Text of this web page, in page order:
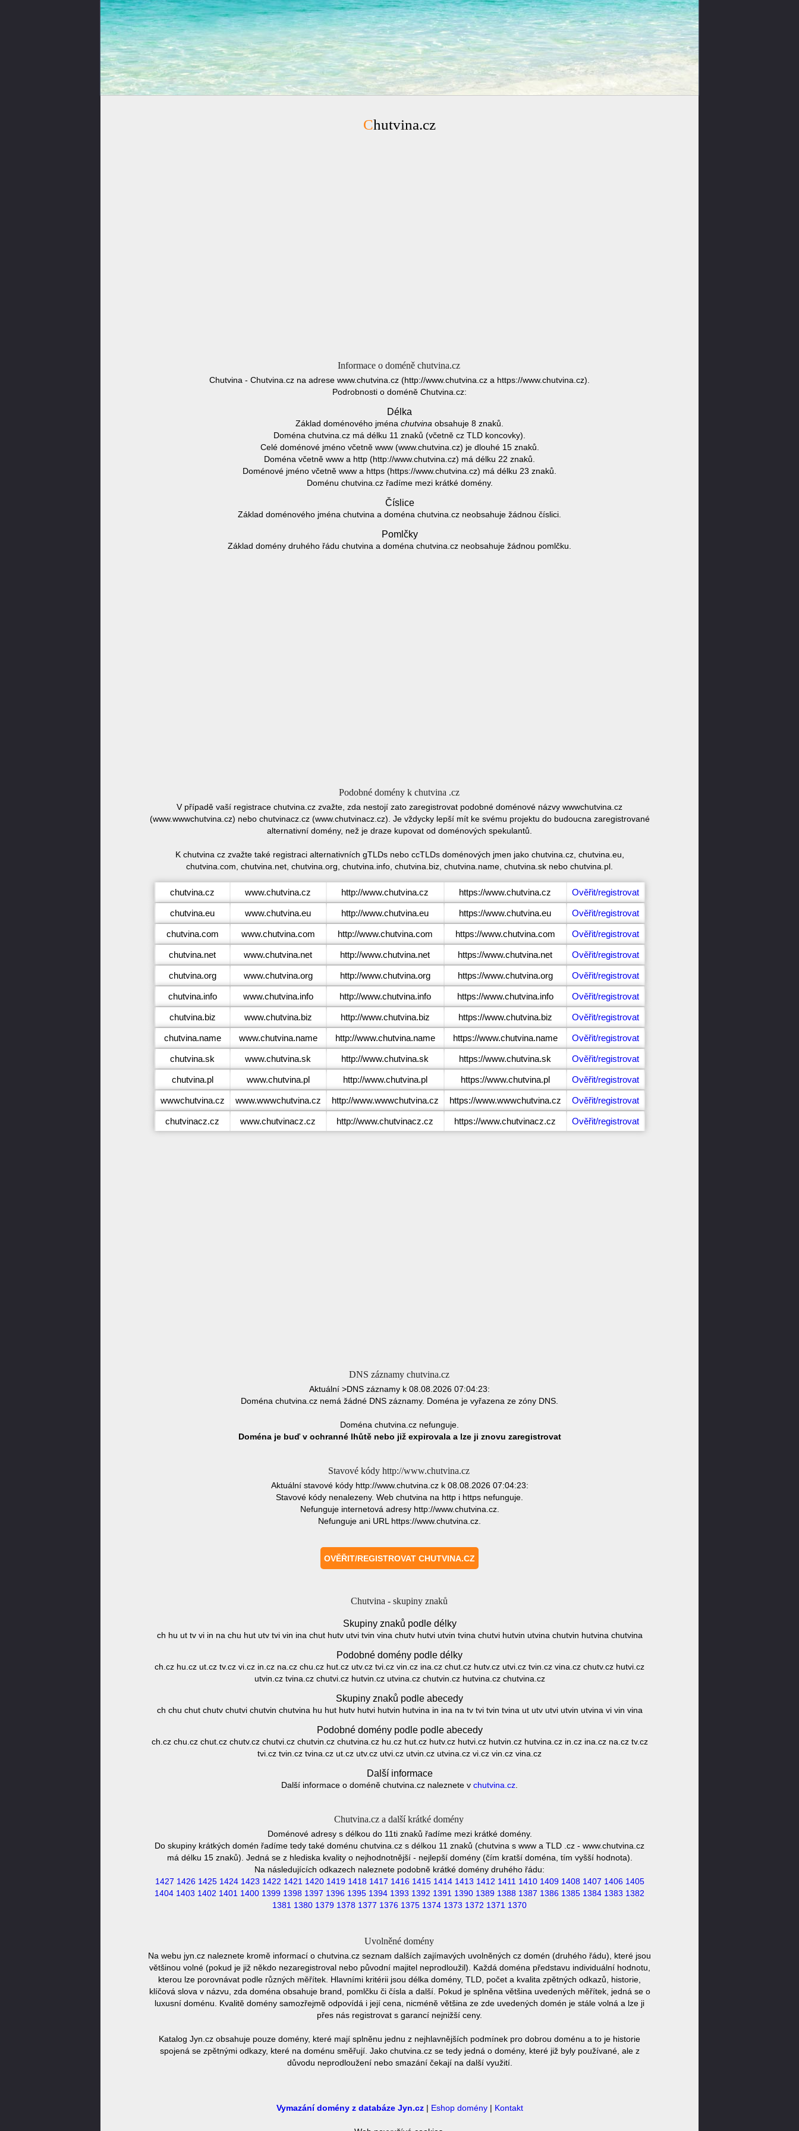
Chutvina.cz
Informace o doméně chutvina.cz
Chutvina - Chutvina.cz na adrese www.chutvina.cz (http://www.chutvina.cz a https://www.chutvina.cz).
Podrobnosti o doméně Chutvina.cz:
Délka
Základ doménového jména chutvina obsahuje 8 znaků.
Doména chutvina.cz má délku 11 znaků (včetně cz TLD koncovky).
Celé doménové jméno včetně www (www.chutvina.cz) je dlouhé 15 znaků.
Doména včetně www a http (http://www.chutvina.cz) má délku 22 znaků.
Doménové jméno včetně www a https (https://www.chutvina.cz) má délku 23 znaků.
Doménu chutvina.cz řadíme mezi krátké domény.
Číslice
Základ doménového jména chutvina a doména chutvina.cz neobsahuje žádnou číslici.
Pomlčky
Základ domény druhého řádu chutvina a doména chutvina.cz neobsahuje žádnou pomlčku.
Podobné domény k chutvina .cz
V případě vaší registrace chutvina.cz zvažte, zda nestojí zato zaregistrovat podobné doménové názvy wwwchutvina.cz
(www.wwwchutvina.cz) nebo chutvinacz.cz (www.chutvinacz.cz). Je vždycky lepší mít ke svému projektu do budoucna zaregistrované
alternativní domény, než je draze kupovat od doménových spekulantů.
K chutvina cz zvažte také registraci alternativních gTLDs nebo ccTLDs doménových jmen jako chutvina.cz, chutvina.eu,
chutvina.com, chutvina.net, chutvina.org, chutvina.info, chutvina.biz, chutvina.name, chutvina.sk nebo chutvina.pl.
chutvina.cz www.chutvina.cz http://www.chutvina.cz https://www.chutvina.cz Ověřit/registrovat
chutvina.eu www.chutvina.eu http://www.chutvina.eu https://www.chutvina.eu Ověřit/registrovat
chutvina.com www.chutvina.com http://www.chutvina.com https://www.chutvina.com Ověřit/registrovat
chutvina.net www.chutvina.net http://www.chutvina.net https://www.chutvina.net Ověřit/registrovat
chutvina.org www.chutvina.org http://www.chutvina.org https://www.chutvina.org Ověřit/registrovat
chutvina.info www.chutvina.info http://www.chutvina.info https://www.chutvina.info Ověřit/registrovat
chutvina.biz www.chutvina.biz http://www.chutvina.biz https://www.chutvina.biz Ověřit/registrovat
chutvina.name www.chutvina.name http://www.chutvina.name https://www.chutvina.name Ověřit/registrovat
chutvina.sk www.chutvina.sk http://www.chutvina.sk https://www.chutvina.sk Ověřit/registrovat
chutvina.pl www.chutvina.pl http://www.chutvina.pl https://www.chutvina.pl Ověřit/registrovat
wwwchutvina.cz www.wwwchutvina.cz http://www.wwwchutvina.cz https://www.wwwchutvina.cz Ověřit/registrovat
chutvinacz.cz www.chutvinacz.cz http://www.chutvinacz.cz https://www.chutvinacz.cz Ověřit/registrovat
DNS záznamy chutvina.cz
Aktuální >DNS záznamy k 08.08.2026 07:04:23:
Doména chutvina.cz nemá žádné DNS záznamy. Doména je vyřazena ze zóny DNS.
Doména chutvina.cz nefunguje.
Doména je buď v ochranné lhůtě nebo již expirovala a lze ji znovu zaregistrovat
Stavové kódy http://www.chutvina.cz
Aktuální stavové kódy http://www.chutvina.cz k 08.08.2026 07:04:23:
Stavové kódy nenalezeny. Web chutvina na http i https nefunguje.
Nefunguje internetová adresy http://www.chutvina.cz.
Nefunguje ani URL https://www.chutvina.cz.
Chutvina - skupiny znaků
Skupiny znaků podle délky
ch hu ut tv vi in na chu hut utv tvi vin ina chut hutv utvi tvin vina chutv hutvi utvin tvina chutvi hutvin utvina chutvin hutvina chutvina
Podobné domény podle délky
ch.cz hu.cz ut.cz tv.cz vi.cz in.cz na.cz chu.cz hut.cz utv.cz tvi.cz vin.cz ina.cz chut.cz hutv.cz utvi.cz tvin.cz vina.cz chutv.cz hutvi.cz
utvin.cz tvina.cz chutvi.cz hutvin.cz utvina.cz chutvin.cz hutvina.cz chutvina.cz
Skupiny znaků podle abecedy
ch chu chut chutv chutvi chutvin chutvina hu hut hutv hutvi hutvin hutvina in ina na tv tvi tvin tvina ut utv utvi utvin utvina vi vin vina
Podobné domény podle podle abecedy
ch.cz chu.cz chut.cz chutv.cz chutvi.cz chutvin.cz chutvina.cz hu.cz hut.cz hutv.cz hutvi.cz hutvin.cz hutvina.cz in.cz ina.cz na.cz tv.cz
tvi.cz tvin.cz tvina.cz ut.cz utv.cz utvi.cz utvin.cz utvina.cz vi.cz vin.cz vina.cz
Další informace
Další informace o doméně chutvina.cz naleznete v chutvina.cz
Chutvina.cz a další krátké domény
Doménové adresy s délkou do 11ti znaků řadíme mezi krátké domény.
Do skupiny krátkých domén řadíme tedy také doménu chutvina.cz s délkou 11 znaků (chutvina s www a TLD .cz - www.chutvina.cz
má délku 15 znaků). Jedná se z hlediska kvality o nejhodnotnější - nejlepší domény (čím kratší doména, tím vyšší hodnota).
Na následujících odkazech naleznete podobně krátké domény druhého řádu:
1427 1426 1425 1424 1423 1422 1421 1420 1419 1418 1417 1416 1415 1414 1413 1412 1411 1410 1409 1408 1407 1406 1405
1404 1403 1402 1401 1400 1399 1398 1397 1396 1395 1394 1393 1392 1391 1390 1389 1388 1387 1386 1385 1384 1383 1382
1381 1380 1379 1378 1377 1376 1375 1374 1373 1372 1371 1370
Uvolněné domény
Na webu jyn.cz naleznete kromě informací o chutvina.cz seznam dalších zajímavých uvolněných cz domén (druhého řádu), které jsou
většinou volné (pokud je již někdo nezaregistroval nebo původní majitel neprodloužil). Každá doména představu individuální hodnotu,
kterou lze porovnávat podle různých měřítek. Hlavními kritérii jsou délka domény, TLD, počet a kvalita zpětných odkazů, historie,
klíčová slova v názvu, zda doména obsahuje brand, pomlčku či čísla a další. Pokud je splněna většina uvedených měřítek, jedná se o
luxusní doménu. Kvalitě domény samozřejmě odpovídá i její cena, nicméně většina ze zde uvedených domén je stále volná a lze ji
přes nás registrovat s garancí nejnižší ceny.
Katalog Jyn.cz obsahuje pouze domény, které mají splněnu jednu z nejhlavnějších podmínek pro dobrou doménu a to je historie
spojená se zpětnými odkazy, které na doménu směřují. Jako chutvina.cz se tedy jedná o domény, které již byly používané, ale z
důvodu neprodloužení nebo smazání čekají na další využití.
Vymazání domény z databáze Jyn.cz| Eshop domény| Kontakt